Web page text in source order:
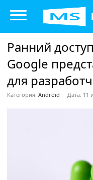
Ранний
Google
для
Категория: Android Дата: 11